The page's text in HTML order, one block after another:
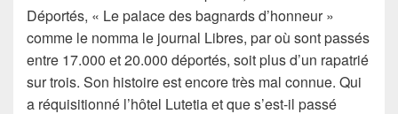
Déportés, « Le palace des bagnards d’honneur »
comme le nomma le journal Libres, par où sont passés
entre 17.000 et 20.000 déportés, soit plus d’un rapatrié
sur trois. Son histoire est encore très mal connue. Qui
a réquisitionné l’hôtel Lutetia et que s’est-il passé